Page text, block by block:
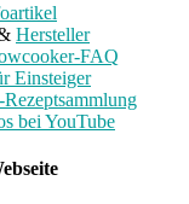
Hersteller
FAQ
Einsteiger
bei YouTube